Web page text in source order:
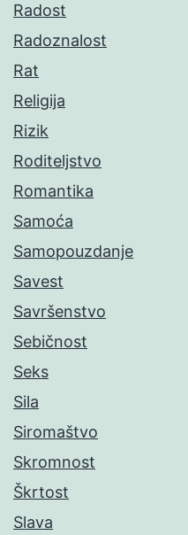
Radost
Radoznalost
Rat
Religija
Rizik
Roditeljstvo
Romantika
Samoća
Samopouzdanje
Savest
Savršenstvo
Sebičnost
Seks
Sila
Siromaštvo
Skromnost
Škrtost
Slava